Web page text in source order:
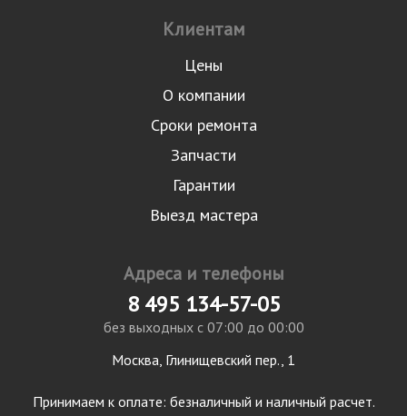
Клиентам
Цены
О компании
Сроки ремонта
Запчасти
Гарантии
Выезд мастера
Адреса и телефоны
8 495 134-57-05
без выходных с 07:00 до 00:00
Москва, Глинищевский пер., 1
Принимаем к оплате: безналичный и наличный расчет.